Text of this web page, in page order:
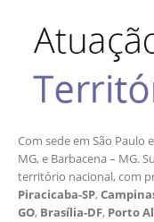
Com sede em São Paulo
MG, e Barbacena – MG.
território nacional, com
Piracicaba-SP,
GO, Brasília-DF, Porto